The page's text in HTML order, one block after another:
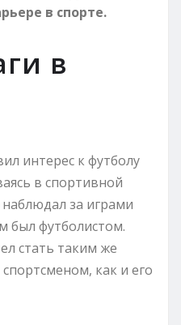
в спорте.
в
интерес к футболу
в спортивной
за играми
был футболистом.
стать таким же
как и его